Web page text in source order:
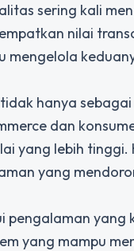
sering kali
nilai
hanya
dan
yang lebih
yang
yang
yang mampu